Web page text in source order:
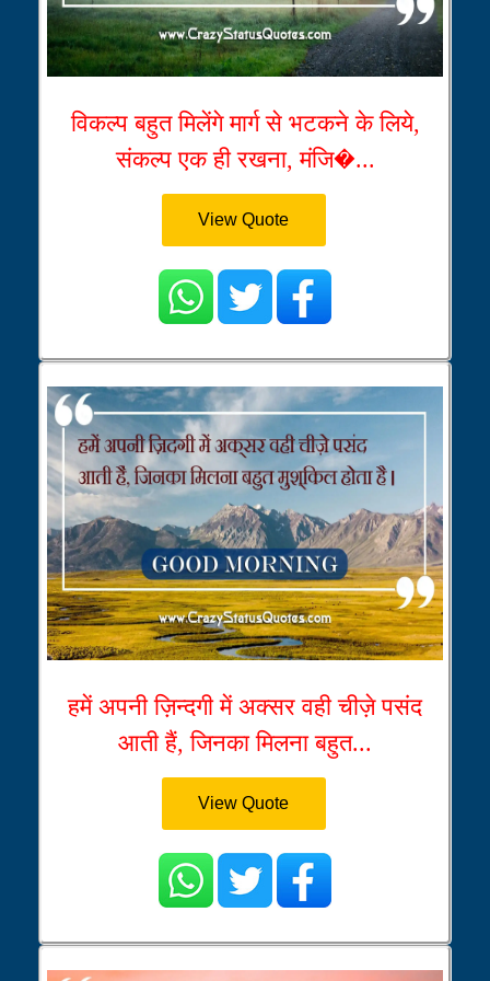
विकल्प बहुत मिलेंगे मार्ग से भटकने के लिये,
संकल्प एक ही रखना, मंजि�...
View Quote
हमें अपनी ज़िन्दगी में अक्सर वही चीज़े पसंद
आती हैं, जिनका मिलना बहुत...
View Quote